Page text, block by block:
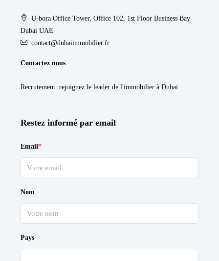
U-bora Office Tower, Office 102, 1st Floor Business Bay
Dubai UAE
contact@dubaiimmobilier.fr
Contactez nous
Recrutement: rejoignez le leader de l'immobilier à Dubaï
Restez informé par email
Email*
Nom
Pays